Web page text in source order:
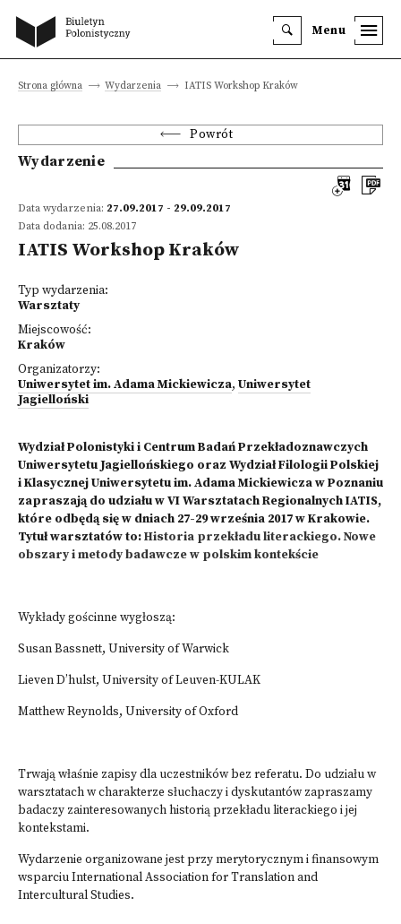
Menu
Strona główna Wydarzenia IATIS Workshop Kraków
Powrót
Wydarzenie
Data wydarzenia: 27.09.2017 - 29.09.2017
Data dodania: 25.08.2017
IATIS Workshop Kraków
Typ wydarzenia:
Warsztaty
Miejscowość:
Kraków
Organizatorzy:
Uniwersytet im. Adama Mickiewicza, Uniwersytet
Jagielloński
Wydział Polonistyki i Centrum Badań Przekładoznawczych
Uniwersytetu Jagiellońskiego oraz Wydział Filologii Polskiej
i Klasycznej Uniwersytetu im. Adama Mickiewicza w Poznaniu
zapraszają do udziału w VI Warsztatach Regionalnych IATIS,
które odbędą się w dniach 27-29 września 2017 w Krakowie.
Tytuł warsztatów to:Historia przekładu literackiego. Nowe
obszary i metody badawcze w polskim kontekście
Wykłady gościnne wygłoszą:
Susan Bassnett, University of Warwick
Lieven D’hulst, University of Leuven-KULAK
Matthew Reynolds, University of Oxford
Trwają właśnie zapisy dla uczestników bez referatu. Do udziału w
warsztatach w charakterze słuchaczy i dyskutantów zapraszamy
badaczy zainteresowanych historią przekładu literackiego i jej
kontekstami.
Wydarzenie organizowane jest przy merytorycznym i finansowym
wsparciu International Association for Translation and
Intercultural Studies.